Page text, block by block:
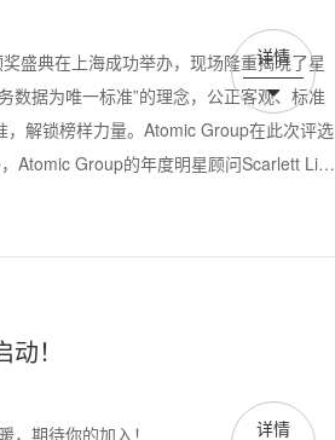
盛典在上海成功举办，现场隆重揭晓了星
数据为唯一标准”的理念，公正客观、标准
解锁榜样力量。Atomic Group在此次评选
Atomic Group的年度明星顾问Scarlett Li凭
详情
！
，期待你的加入！ 详情